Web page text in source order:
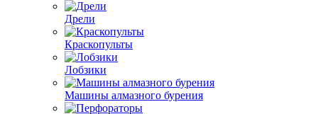
Дрели
Краскопульты
Лобзики
Машины алмазного бурения